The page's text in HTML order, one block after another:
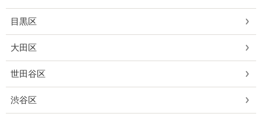
目黒区
大田区
世田谷区
渋谷区